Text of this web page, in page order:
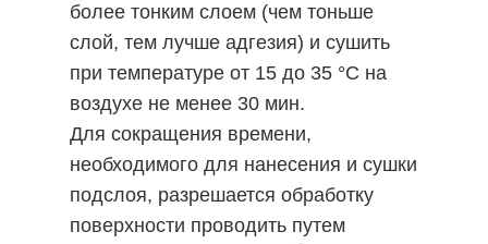
более тонким слоем (чем тоньше
слой, тем лучше адгезия) и сушить
при температуре от 15 до 35 °С на
воздухе не менее 30 мин.
Для сокращения времени,
необходимого для нанесения и сушки
подслоя, разрешается обработку
поверхности проводить путем